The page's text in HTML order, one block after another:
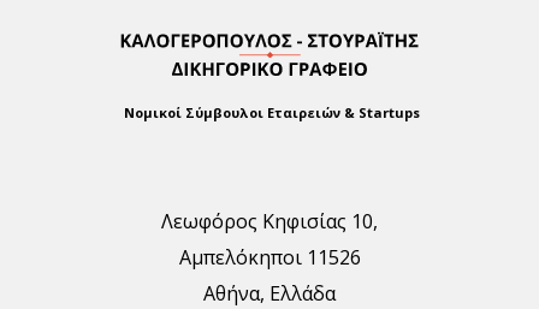
Νομικοί Σύμβουλοι Εταιρειών & Startups
Λεωφόρος Κηφισίας 10,
Αμπελόκηποι 11526
Αθήνα, Ελλάδα